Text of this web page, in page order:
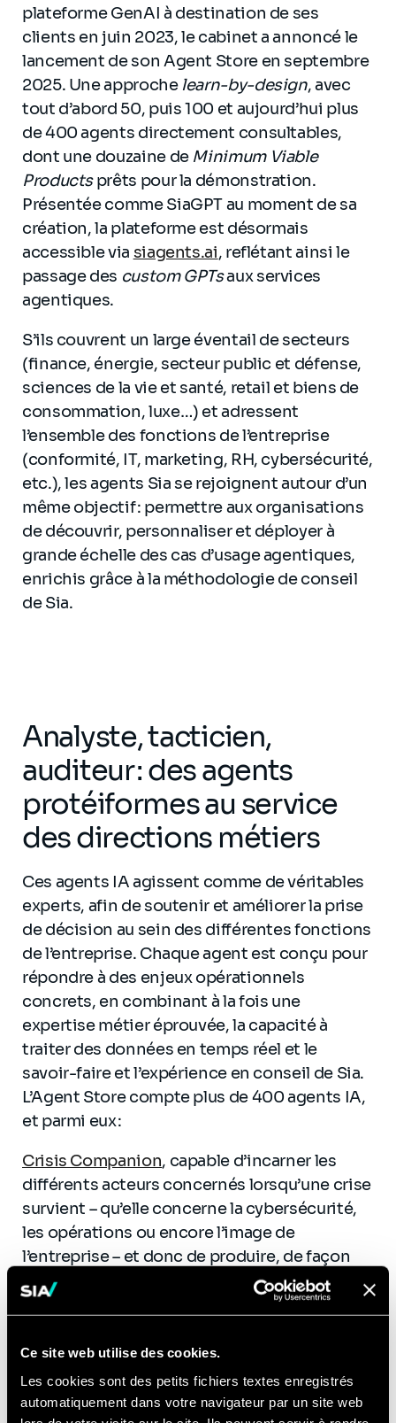
Ce site web utilise des cookies.
Les cookies sont des petits fichiers textes enregistrés
automatiquement dans votre navigateur par un site web
plateforme GenAI à destination de ses
clients en juin 2023, le cabinet a annoncé le
lancement de son Agent Store en septembre
2025. Une approchelearn-by-design, avec
tout d’abord 50, puis 100 et aujourd’hui plus
de 400 agents directement consultables,
dont une douzaine de Minimum Viable
Productsprêts pour la démonstration.
Présentée comme SiaGPT au moment de sa
création, la plateforme est désormais
accessible via siagents.ai, reflétant ainsi le
passage des custom GPTsaux services
agentiques.
S’ils couvrent un large éventail de secteurs
(finance, énergie, secteur public et défense,
sciences de la vie et santé, retail et biens de
consommation, luxe…) et adressent
l’ensemble des fonctions de l’entreprise
(conformité, IT, marketing, RH, cybersécurité,
etc.), les agents Sia se rejoignent autour d’un
même objectif : permettre aux organisations
de découvrir, personnaliser et déployer à
grande échelle des cas d’usage agentiques,
enrichis grâce à la méthodologie de conseil
de Sia.
Analyste, tacticien,
auditeur : des agents
protéiformes au service
des directions métiers
Ces agents IA agissent comme de véritables
experts, afin de soutenir et améliorer la prise
de décision au sein des différentes fonctions
de l’entreprise. Chaque agent est conçu pour
répondre à des enjeux opérationnels
concrets, en combinant à la fois une
expertise métier éprouvée, la capacité à
traiter des données en temps réel et le
savoir-faire et l’expérience en conseil de Sia.
L’Agent Store compte plus de 400 agents IA,
et parmi eux :
Crisis Companion, capable d’incarner les
différents acteurs concernés lorsqu’une crise
survient – qu’elle concerne la cybersécurité,
les opérations ou encore l’image de
l’entreprise – et donc de produire, de façon
coordonnée et en s’appuyant sur la politique
de l’entreprise, différents documents
de communication.
RegMatcher, pensé pour les équipes
Compliance, identifie les écarts entre les